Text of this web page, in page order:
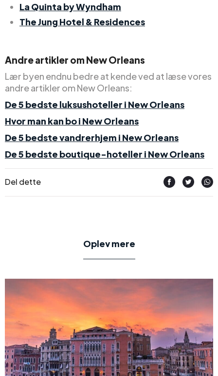
La Quinta by Wyndham
The Jung Hotel & Residences
Andre artikler om New Orleans
Lær byen endnu bedre at kende ved at læse vores
andre artikler om New Orleans:
De 5 bedste luksushoteller i New Orleans
Hvor man kan bo i New Orleans
De 5 bedste vandrerhjem i New Orleans
De 5 bedste boutique-hoteller i New Orleans
Del dette
Oplev mere